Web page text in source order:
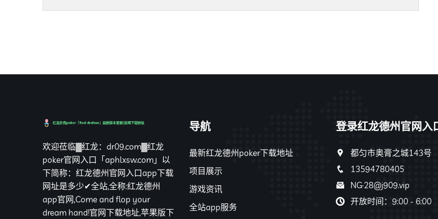
欢迎莅临▓红龙：dr09.com▓红龙
poker官网入口「aphlxsw.com」以
下简称：红龙德州官网入口app下载
网址是多少✔全站,全称:红龙德州
app官网,Come and flop your
dream hand!官网下载地址,苹果版下
导航
最新红龙德州poker下载地址
项目展示
游戏资讯
全站app服务
登录红龙德州官网入
都匀市奥膏之城143号
13594780405
NG·28@j909.vip
开放时间：9:00 - 6:00